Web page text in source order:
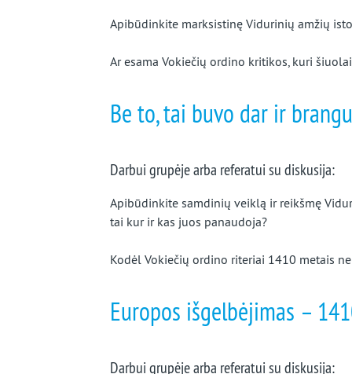
Apibūdinkite marksistinę Vidurinių amžių
Ar esama Vokiečių ordino kritikos, kuri
Be to, tai buvo dar ir brangu
Darbui grupėje arba referatui su diskusija:
Apibūdinkite samdinių veiklą ir reikšmę
tai kur ir kas juos panaudoja?
Kodėl Vokiečių ordino riteriai 1410 metais
Europos išgelbėjimas –
Darbui grupėje arba referatui su diskusija: